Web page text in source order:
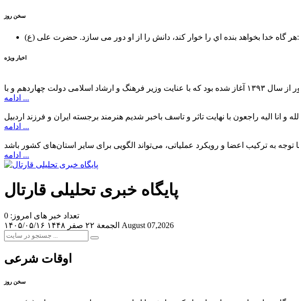
سخن روز
هر گاه خدا بخواهد بنده اي را خوار كند، دانش را از او دور می سازد.حضرت علی (ع):
اخبار ویژه
ادامه ...
ادامه ...
ادامه ...
پایگاه خبری تحلیلی قارتال
تعداد خبر های امروز: 0
۱۴۰۵/۰۵/۱۶
الجمعة ۲۲ صفر ۱۴۴۸ August 07,2026
اوقات شرعی
سخن روز